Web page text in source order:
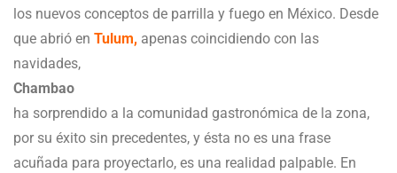
los nuevos conceptos de parrilla y fuego en México. Desde
que abrió en Tulum, apenas coincidiendo con las
navidades,
Chambao
ha sorprendido a la comunidad gastronómica de la zona,
por su éxito sin precedentes, y ésta no es una frase
acuñada para proyectarlo, es una realidad palpable. En